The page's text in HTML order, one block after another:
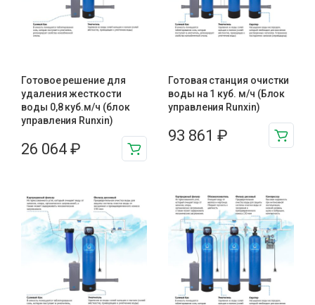
Готовое решение для
удаления жесткости
воды 0,8 куб.м/ч (блок
управления Runxin)
26 064 ₽
Готовая станция очистки
воды на 1 куб. м/ч (Блок
управления Runxin)
93 861 ₽